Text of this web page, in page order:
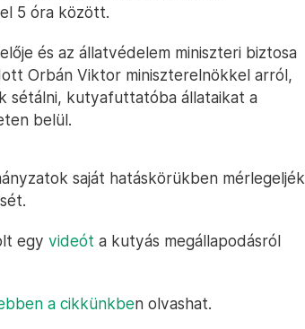
5 óra között.
és az állatvédelem miniszteri biztosa
Orbán Viktor miniszterelnökkel arról,
sétálni, kutyafuttatóba állataikat a
belül.
saját hatáskörükben mérlegeljék
egy videót a kutyás megállapodásról
a cikkünkben olvashat.